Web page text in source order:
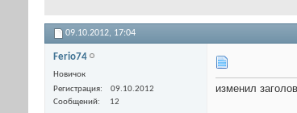
09.10.2012, 17:04
Ferio74
Новичок
Регистрация
09.10.2012
Сообщений
12
изменил